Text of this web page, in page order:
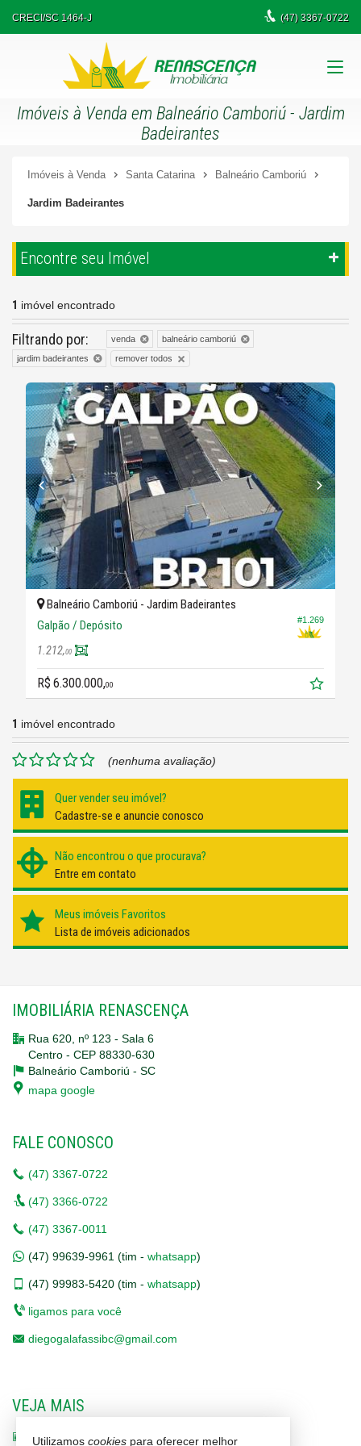
CRECI/SC 1464-J (47)3367-0722
Imóveis à Venda em Balneário Camboriú - Jardim
Badeirantes
Imóveis à Venda Santa Catarina Balneário Camboriú
Jardim Badeirantes
Encontre seu Imóvel
1 imóvel encontrado
Filtrando por: venda
balneário camboriú
jardim badeirantes
remover todos
#1.269
Balneário Camboriú - Jardim Badeirantes
Galpão / Depósito
1.212,00
R$ 6.300.000,00
1 imóvel encontrado
(nenhuma avaliação)
Quer vender seu imóvel?
Cadastre-se e anuncie conosco
Não encontrou o que procurava?
Entre em contato
Meus imóveis Favoritos
Lista de imóveis adicionados
IMOBILIÁRIA RENASCENÇA
Rua 620, nº 123 - Sala 6
Centro - CEP 88330-630
Balneário Camboriú - SC
mapa google
FALE CONOSCO
(47) 3367-0722
(47) 3366-0722
(47) 3367-0011
(47) 99639-9961 (tim - whatsapp)
(47) 99983-5420 (tim - whatsapp)
ligamos para você
diegogalafassibc@gmail.com
VEJA MAIS
receba nosso newsletter
Utilizamos cookies para oferecer melhor